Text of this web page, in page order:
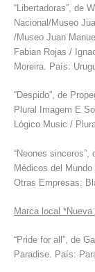
“Libertadoras”, de
Nacional/Museo
/Museo Juan
Fabian Rojas /
Moreira. País:
“Despido”, de
Plural Imagem E
Lógico Music /
“Neones
Médicos del
Otras Empresas:
Marca local
“Pride for all”, de
Paradise. País: